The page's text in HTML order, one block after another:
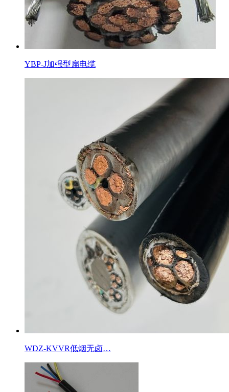
YBP-J加强型扁电缆
WDZ-KVVR低烟无卤…